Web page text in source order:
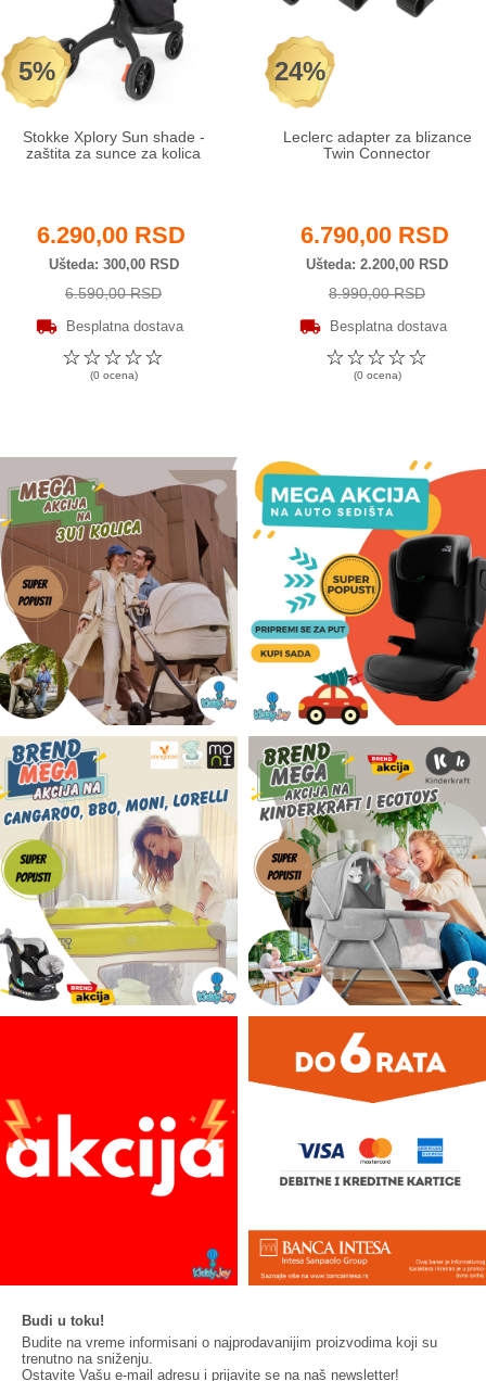
5%
Stokke Xplory Sun shade -
zaštita za sunce za kolica
6.290,00 RSD
Ušteda 300,00 RSD
6.590,00 RSD
Besplatna dostava
☆
☆
☆
☆
☆
(0 ocena)
24%
Leclerc adapter za blizance
Twin Connector
6.790,00 RSD
Ušteda 2.200,00 RSD
8.990,00 RSD
Besplatna dostava
☆
☆
☆
☆
☆
(0 ocena)
Budi u toku!
Budite na vreme informisani o najprodavanijim proizvodima koji su
trenutno na sniženju.
Ostavite Vašu e-mail adresu i prijavite se na naš newsletter!